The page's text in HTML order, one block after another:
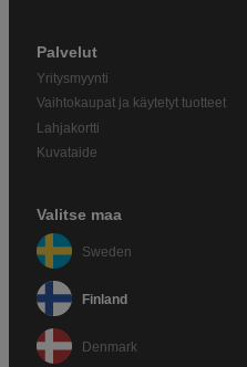
Palvelut
Yritysmyynti
Vaihtokaupat ja käytetyt tuotteet
Lahjakortti
Kuvataide
Valitse maa
Sweden
Finland
Denmark